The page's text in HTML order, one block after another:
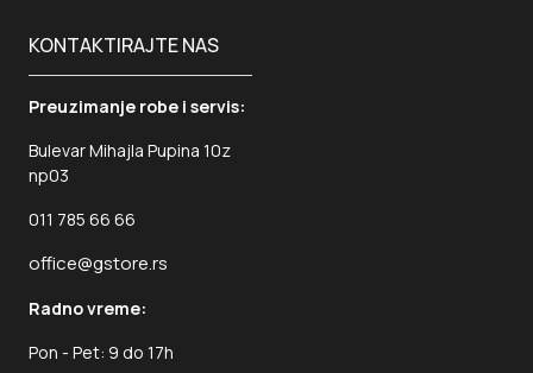
KONTAKTIRAJTE NAS
Preuzimanje robe i servis:
Bulevar Mihajla Pupina 10z
np03
011 785 66 66
office@gstore.rs
Radno vreme:
Pon - Pet: 9 do 17h